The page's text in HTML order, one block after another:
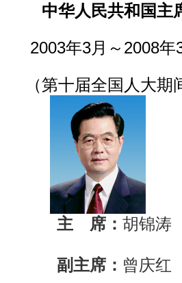
中华人民共和国主
2003年3月～2008年
（第十届全国人大期
主 席： 胡锦涛
副主席： 曾庆红